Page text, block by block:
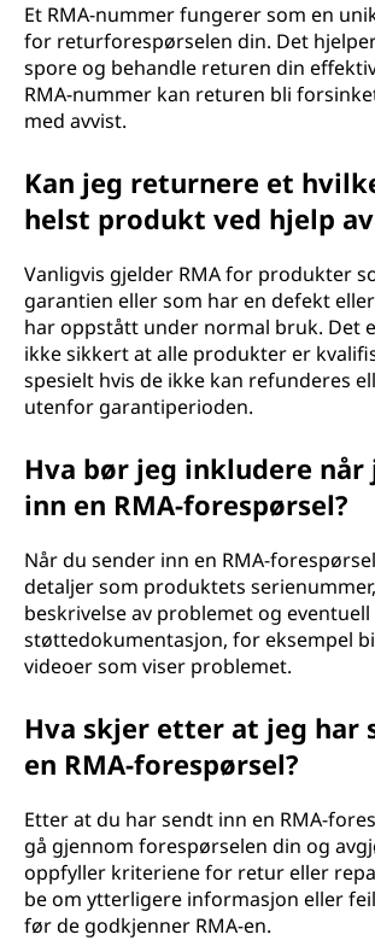
R
M
Et RMA-nummer fungerer som en
for returforespørselen din. Det
spore og behandle returen din
RMA-nummer kan returen bli
med avvist.
Kan jeg returnere et
helst produkt ved hjelp av
Vanligvis gjelder RMA for produkter
garantien eller som har en defekt
har oppstått under normal bruk. Det
ikke sikkert at alle produkter er
spesielt hvis de ikke kan refunderes
utenfor garantiperioden.
Hva bør jeg inkludere når
inn en RMA-forespørsel?
Når du sender inn en RMA-
detaljer som produktets
beskrivelse av problemet og eventuell
støttedokumentasjon, for eksempel
videoer som viser problemet.
Hva skjer etter at jeg har
en RMA-forespørsel?
Etter at du har sendt inn en RMA-
gå gjennom forespørselen din og
oppfyller kriteriene for retur eller
be om ytterligere informasjon eller
før de godkjenner RMA-en.